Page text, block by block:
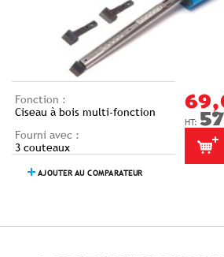
Fonction :
Ciseau à bois multi-fonction
Fourni avec :
3 couteaux
AJOUTER AU COMPARATEUR